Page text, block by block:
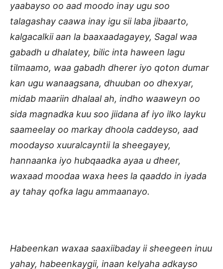
yaabayso oo aad moodo inay ugu soo
talagashay caawa inay igu sii laba jibaarto,
kalgacalkii aan la baaxaadagayey, Sagal waa
gabadh u dhalatey, bilic inta haween lagu
tilmaamo, waa gabadh dherer iyo qoton dumar
kan ugu wanaagsana, dhuuban oo dhexyar,
midab maariin dhalaal ah, indho waaweyn oo
sida magnadka kuu soo jiidana af iyo ilko layku
saameelay oo markay dhoola caddeyso, aad
moodayso xuuralcayntii la sheegayey,
hannaanka iyo hubqaadka ayaa u dheer,
waxaad moodaa waxa hees la qaaddo in iyada
ay tahay qofka lagu ammaanayo.
Habeenkan waxaa saaxiibaday ii sheegeen inuu
yahay, habeenkaygii, inaan kelyaha adkayso